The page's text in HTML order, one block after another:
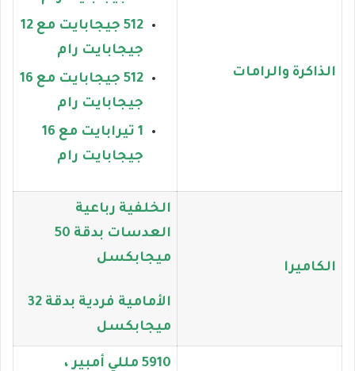
الذاكرة والرامات
512 جيجابايت مع 12
جيجابايت رام
512 جيجابايت مع 16
جيجابايت رام
1 تيرابايت مع 16
جيجابايت رام
الكاميرا
الخلفية رباعية
العدسات بدقة 50
ميجابكسل
الأمامية فردية بدقة 32
ميجابكسل
5910 مللي أمبير ،